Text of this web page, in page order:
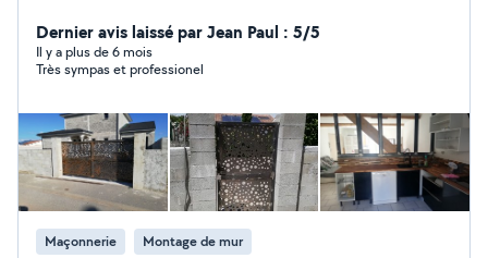
terrasse,montage de meubles,peintures,tapisseries,
carrelage, faïences, rénovation salle de bain et
cuisines).
Dernier avis laissé par Jean Paul : 5/5
Il y a plus de 6 mois
Très sympas et professionel
Maçonnerie Montage de mur